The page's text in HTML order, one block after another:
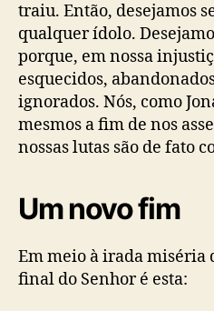
traiu. Então, desejamos
qualquer ídolo.
porque, em nossa
esquecidos,
ignorados. Nós, como
mesmos a fim de nos
nossas lutas são de fato
Um novo fim
Em meio à irada miséria
final do Senhor é esta: